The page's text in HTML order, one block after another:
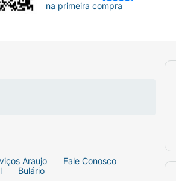
Araujo
Fale Conosco
Bulário
na primeira compra